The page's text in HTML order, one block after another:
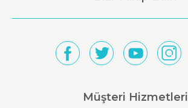
Müşteri Hizmetleri